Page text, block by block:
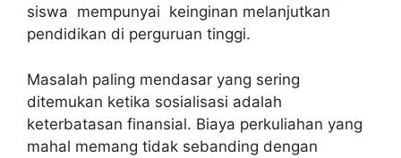
siswa mempunyai keinginan melanjutkan
pendidikan di perguruan tinggi.
Masalah paling mendasar yang sering
ditemukan ketika sosialisasi adalah
keterbatasan finansial. Biaya perkuliahan yang
mahal memang tidak sebanding dengan